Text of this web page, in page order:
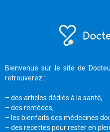
Bienvenue sur le site de
retrouverez :
– des articles dédiés à la santé,
– des remèdes,
– les bienfaits des médecines
– des recettes pour rester en